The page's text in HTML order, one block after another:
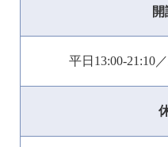
開
平日13:00-21:10